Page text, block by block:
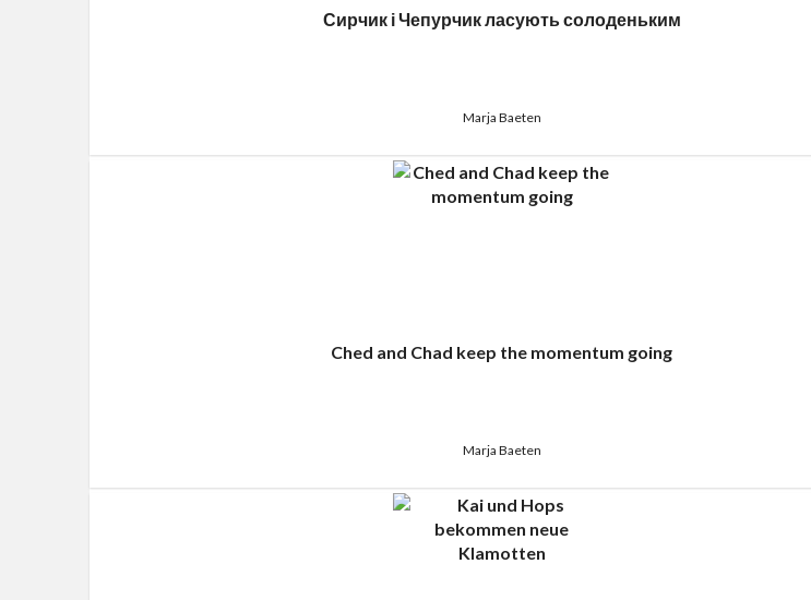
Сирчик і Чепурчик ласують солоденьким
Marja Baeten
Ched and Chad keep the momentum going
Marja Baeten